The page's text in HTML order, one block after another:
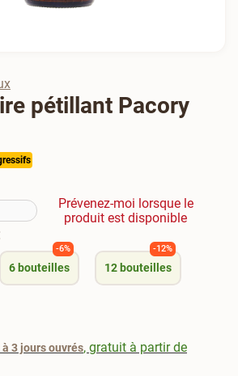
pétillant Pacory
Prévenez-moi lorsque le
produit est disponible
6 bouteilles
-6%
12 bouteilles
-12%
3 jours ouvrés, gratuit à partir de